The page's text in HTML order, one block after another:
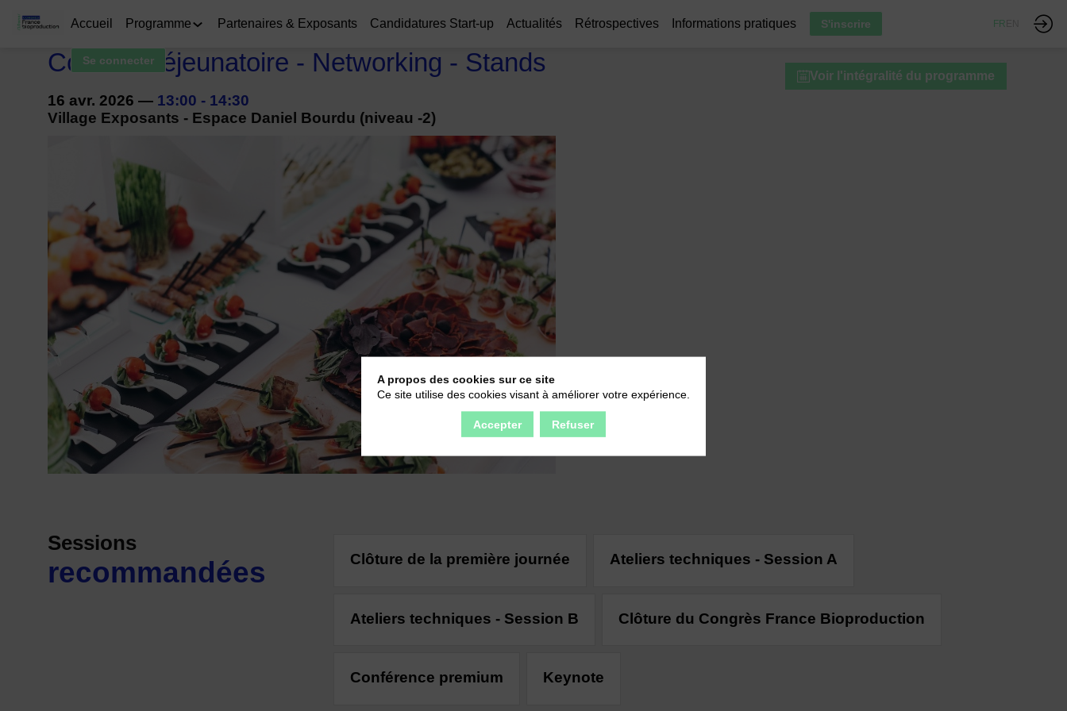
Accueil Programme Partenaires & Exposants Candidatures Start-up Actualités Rétrospectives Informations pratiques S'inscrire
Se connecter
FR
Voir l'intégralité du programme
Cocktail déjeunatoire - Networking - Stands
16 avr. 2026 — 13:00 - 14:30
Village Exposants - Espace Daniel Bourdu (niveau -2)
Sessions
recommandées Clôture de la première journée Ateliers techniques - Session A
Ateliers techniques - Session B Clôture du Congrès France Bioproduction
Conférence premium Keynote
A propos des cookies sur ce site
Ce site utilise des cookies visant à améliorer votre expérience.
Accepter Refuser